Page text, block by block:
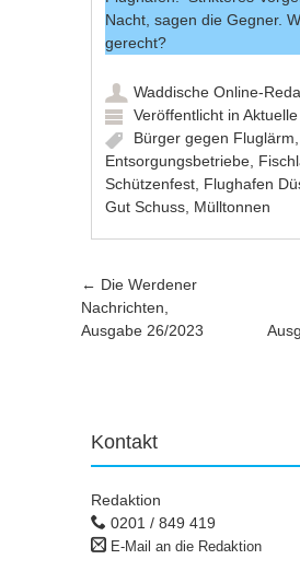
Nacht, sagen die Gegner.
gerecht?
Waddische Online-
Veröffentlicht in
Bürger gegen Fluglärm,
Entsorgungsbetriebe,
Schützenfest, Flughafen
Gut Schuss, Mülltonnen
Artikel-
← Die Werdener
Nachrichten,
Ausgabe 26/2023
Kontakt
Redaktion
0201 / 849 419
E-Mail an die Redaktion